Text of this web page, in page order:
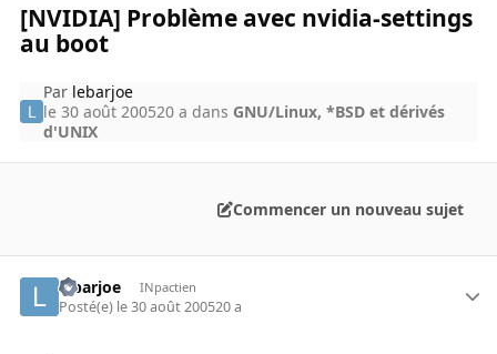
[NVIDIA] Problème avec nvidia-settings
au boot
Par lebarjoe
le 30 août 200520 a dans GNU/Linux, *BSD et dérivés
d'UNIX
Commencer un nouveau sujet
lebarjoe INpactien
Posté(e) le 30 août 200520 a